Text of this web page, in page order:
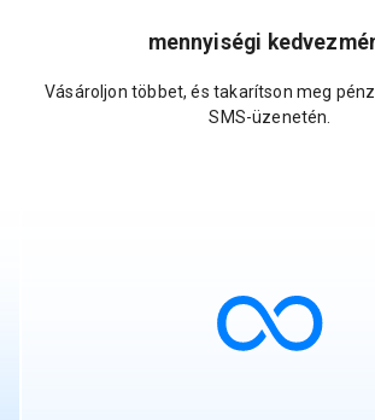
mennyiségi
Vásároljon többet, és takarítson meg
SMS-üzenetén.